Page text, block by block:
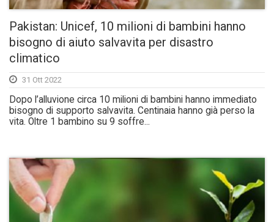
Pakistan: Unicef, 10 milioni di bambini hanno
bisogno di aiuto salvavita per disastro
climatico
31 Ott 2022
Dopo l’alluvione circa 10 milioni di bambini hanno immediato
bisogno di supporto salvavita. Centinaia hanno già perso la
vita. Oltre 1 bambino su 9 soffre...